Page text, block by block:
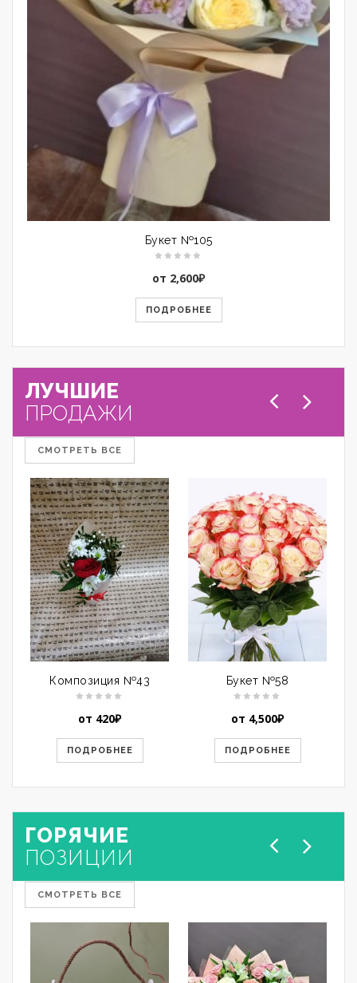
Букет №105
от 2,600₽
ПОДРОБНЕЕ
ЛУЧШИЕ
ПРОДАЖИ
СМОТРЕТЬ ВСЕ
Композиция №43
от 420₽
ПОДРОБНЕЕ
Букет №58
от 4,500₽
ПОДРОБНЕЕ
ГОРЯЧИЕ
ПОЗИЦИИ
СМОТРЕТЬ ВСЕ